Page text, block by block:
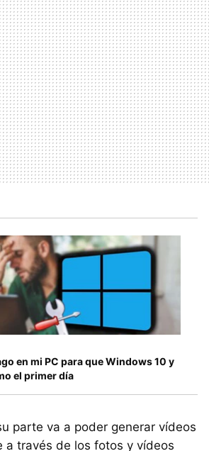
en mi PC para que Windows 10 y
el primer día
parte va a poder generar vídeos
a través de los fotos y vídeos